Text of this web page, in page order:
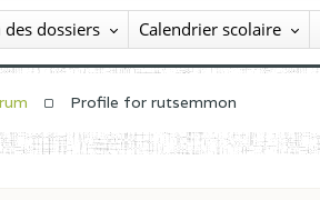
dossiers Calendrier scolaire
Profile for rutsemmon